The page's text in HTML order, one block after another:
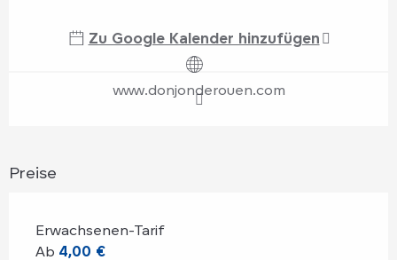
Zu Google Kalender hinzufügen
www.donjonderouen.com
Preise
Erwachsenen-Tarif
Ab 4,00 €